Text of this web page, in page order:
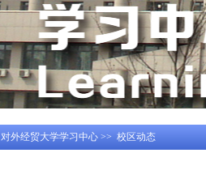
对外经贸大学学习中心 >> 校区动态